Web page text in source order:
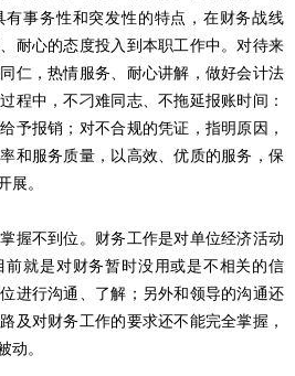
事务性和突发性的特点，在财务战线
耐心的态度投入到本职工作中。对待来
仁，热情服务、耐心讲解，做好会计法
程中，不刁难同志、不拖延报账时间：
予报销；对不合规的凭证，指明原因，
和服务质量，以高效、优质的服务，保
展。
不到位。财务工作是对单位经济活动
前就是对财务暂时没用或是不相关的信
进行沟通、了解；另外和领导的沟通还
及对财务工作的要求还不能完全掌握，
动。